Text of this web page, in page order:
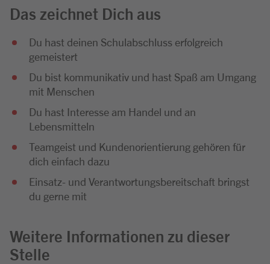
Das zeichnet Dich aus
Du hast deinen Schulabschluss erfolgreich
gemeistert
Du bist kommunikativ und hast Spaß am Umgang
mit Menschen
Du hast Interesse am Handel und an
Lebensmitteln
Teamgeist und Kundenorientierung gehören für
dich einfach dazu
Einsatz- und Verantwortungsbereitschaft bringst
du gerne mit
Weitere Informationen zu dieser
Stelle